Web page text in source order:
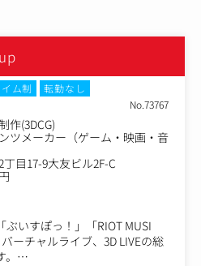
ム制
転勤なし
No.73767
作(3DCG)
ツメーカー（ゲーム・映画・音
目17-9大友ビル2F-C
いすぽっ！」「RIOT MUSI
ーチャルライブ、3D LIVEの総